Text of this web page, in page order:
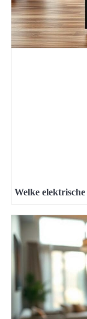
Welke